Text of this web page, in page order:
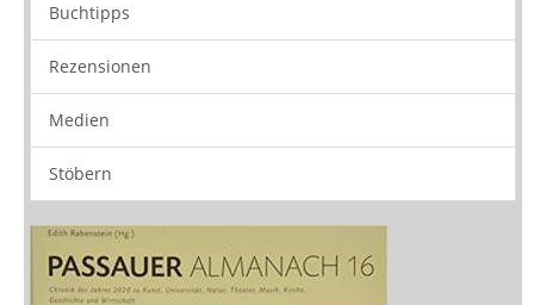
Buchtipps
Rezensionen
Medien
Stöbern